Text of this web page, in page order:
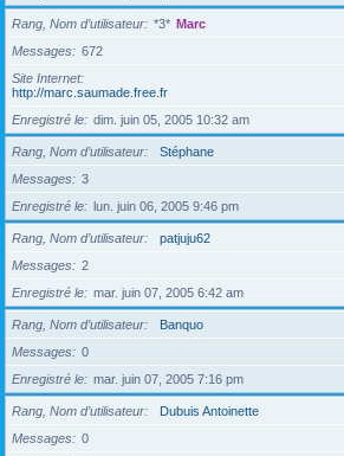
Rang, Nom d’utilisateur *3* Marc
Messages
672
Site Internet
http://marc.saumade.free.fr
Enregistré le
dim. juin 05, 2005 10:32 am
Rang, Nom d’utilisateur
Stéphane
Messages
3
Enregistré le
lun. juin 06, 2005 9:46 pm
Rang, Nom d’utilisateur
patjuju62
Messages
2
Enregistré le
mar. juin 07, 2005 6:42 am
Rang, Nom d’utilisateur
Banquo
Messages
0
Enregistré le
mar. juin 07, 2005 7:16 pm
Rang, Nom d’utilisateur
Dubuis Antoinette
Messages
0